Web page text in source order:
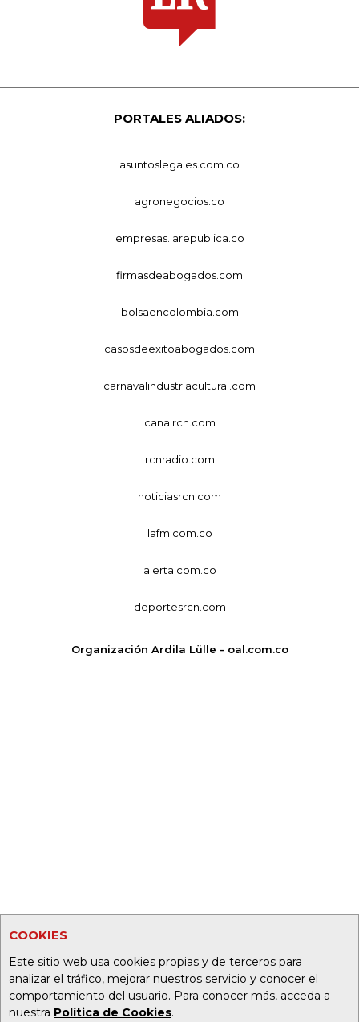
COOKIES
Este sitio web usa cookies propias y de terceros para
analizar el tráfico, mejorar nuestros servicio y conocer el
comportamiento del usuario. Para conocer más, acceda a
nuestra Política de Cookies.
PORTALES ALIADOS:
asuntoslegales.com.co
agronegocios.co
empresas.larepublica.co
firmasdeabogados.com
bolsaencolombia.com
casosdeexitoabogados.com
carnavalindustriacultural.com
canalrcn.com
rcnradio.com
noticiasrcn.com
lafm.com.co
alerta.com.co
deportesrcn.com
Organización Ardila Lülle - oal.com.co